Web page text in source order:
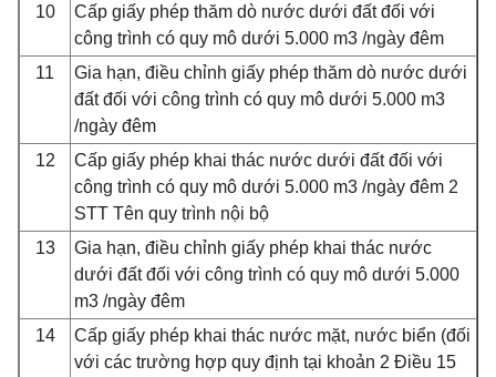
10
Cấp giấy phép thăm dò nước dưới đất đối với
công trình có quy mô dưới 5.000 m3 /ngày đêm
11
Gia hạn, điều chỉnh giấy phép thăm dò nước dưới
đất đối với công trình có quy mô dưới 5.000 m3
/ngày đêm
12
Cấp giấy phép khai thác nước dưới đất đối với
công trình có quy mô dưới 5.000 m3 /ngày đêm 2
STT Tên quy trình nội bộ
13
Gia hạn, điều chỉnh giấy phép khai thác nước
dưới đất đối với công trình có quy mô dưới 5.000
m3 /ngày đêm
14
Cấp giấy phép khai thác nước mặt, nước biển (đối
với các trường hợp quy định tại khoản 2 Điều 15